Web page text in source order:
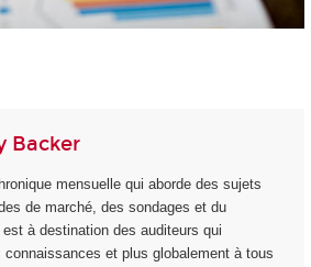
Backer
mensuelle qui aborde des sujets
de marché, des sondages et du
à destination des auditeurs qui
et plus globalement à tous